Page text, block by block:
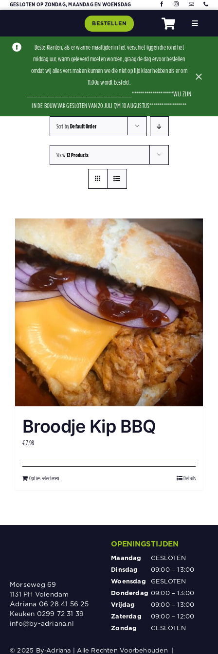
GESLOTEN OP ZONDAG, MAANDAG EN WOENSDAG
Toggle
Contact
BESTELLEN
Beste Klanten, als er warme maaltijden in het verschiet liggen die rond het
middag uur, warm geleverd moeten worden, graag de dag ervoor bestellen
omdat wij alles vers maken kunnen we die niet op tijd klaar hebben als er om
11.00u wordt besteld .
______________________________********************WIJ ZIJN
IN DE BOUWVAK GESLOTEN VAN 20 JULI T/M 10 AUGUSTUS******************
×
Sort byDefault Order
Show12 Products
Broodje Kip BBQ
€7,98
Opties selecteren Details
Morseweg 69
1131 PH Volendam
Adriana 06 28 41 56 25
Keuken 0299 72 31 39
info@by-adriana.nl
OPENINGSTIJDEN
Maandag
GESLOTEN
Dinsdag
09:00 – 13:00
Woensdag
GESLOTEN
Donderdag 09:00 – 13:00
Vrijdag
09:00 – 13:00
Zaterdag
09:00 – 12:00
Zondag
GESLOTEN
© 2025 By-Adriana | Alle Rechten Voorbehouden |